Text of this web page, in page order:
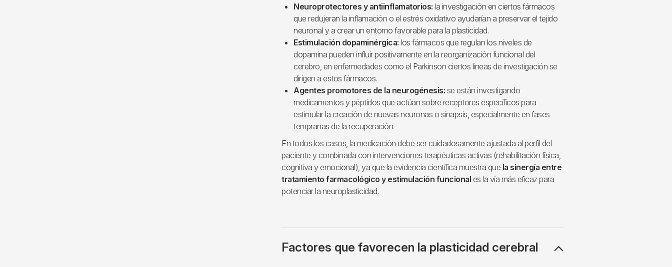
Neuroprotectores y antiinflamatorios: la investigación en ciertos fármacos
que redujeran la inflamación o el estrés oxidativo ayudarían a preservar el tejido
neuronal y a crear un entorno favorable para la plasticidad.
Estimulación dopaminérgica: los fármacos que regulan los niveles de
dopamina pueden influir positivamente en la reorganización funcional del
cerebro, en enfermedades como el Parkinson ciertos lineas de investigación se
dirigen a estos fármacos.
Agentes promotores de la neurogénesis: se están investigando
medicamentos y péptidos que actúan sobre receptores específicos para
estimular la creación de nuevas neuronas o sinapsis, especialmente en fases
tempranas de la recuperación.
En todos los casos, la medicación debe ser cuidadosamente ajustada al perfil del
paciente y combinada con intervenciones terapéuticas activas (rehabilitación física,
cognitiva y emocional), ya que la evidencia científica muestra que la sinergía entre
tratamiento farmacológico y estimulación funcional es la vía más eficaz para
potenciar la neuroplasticidad.
Factores que favorecen la plasticidad cerebral